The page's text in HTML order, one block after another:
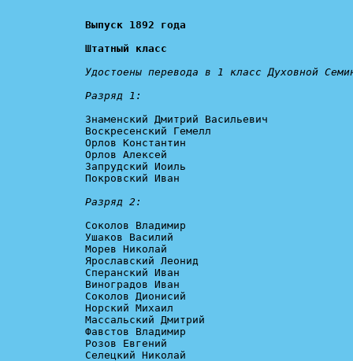
Выпуск 1892 года
Штатный класс
Удостоены перевода в 1 класс Духовной
Разряд 1:
Знаменский Дмитрий Васильевич
Воскресенский Гемелл
Орлов Константин
Орлов Алексей
Запрудский Иоиль
Покровский Иван
Разряд 2:
Соколов Владимир
Ушаков Василий
Морев Николай
Ярославский Леонид
Сперанский Иван
Виноградов Иван
Соколов Дионисий
Норский Михаил
Массальский Дмитрий
Фавстов Владимир
Розов Евгений
Селецкий Николай